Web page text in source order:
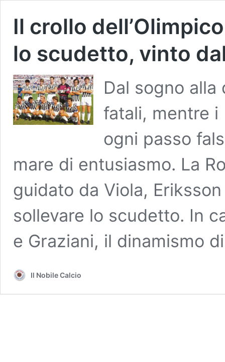
Il crollo
lo scudetto, vinto
Dal sogno
fatali, mentre
ogni passo
mare di entusiasmo. La
guidato da Viola,
sollevare lo scudetto. In
e Graziani, il dinamismo
Il Nobile Calcio